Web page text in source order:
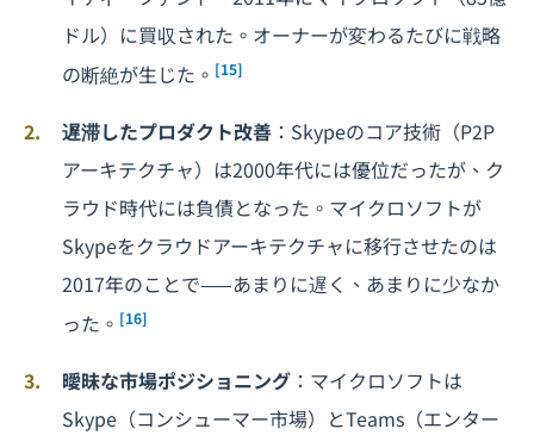
ドル）に買収された。オーナーが変わるたびに戦略
の断絶が生じた。 [15]
遅滞したプロダクト改善 ：Skypeのコア技術（P2P
アーキテクチャ）は2000年代には優位だったが、ク
ラウド時代には負債となった。マイクロソフトが
Skypeをクラウドアーキテクチャに移行させたのは
2017年のことで——あまりに遅く、あまりに少なか
った。 [16]
曖昧な市場ポジショニング ：マイクロソフトは
Skype（コンシューマー市場）とTeams（エンター